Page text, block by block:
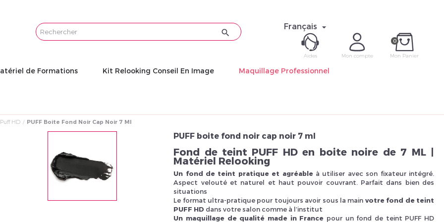

Français 
0
Mon Panier
Mon compte
Email
Mot de
Déjà
Aides
de Formations Kit Relooking Conseil En Image Maquillage Professionnel
Puff HD PUFF Boite Fond Noir Cap Noir 7 Ml
PUFF boite fond noir cap noir 7 ml
Fond de teint PUFF HD en boite noire de 7 ML |
Matériel Relooking
Un fond de teint pratique et agréableà utiliser avec son fixateur intégré.
Aspect velouté et naturel et haut pouvoir couvrant. Parfait dans bien des
situations
Le format ultra-pratique pour toujours avoir sous la main votre fond de teint
PUFF HD dans votre salon comme à l’institut
Un maquillage de qualité made in France pour un fond de teint PUFF HD
Conseillères en Image dans l’âme et formatrices ayant créés notre materiel relooking en 2008, nous avons étudié et
Leaders dans notre domaine, nous vous proposons produits entièrement réalisés dans notre usine En France. Votre
IMPRESSION